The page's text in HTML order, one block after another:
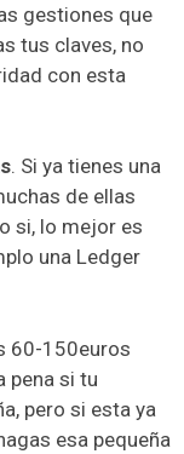
gestiones que
tus claves, no
con esta
. Si ya tienes una
de ellas
si, lo mejor es
una Ledger
60-150euros
pena si tu
pero si esta ya
esa pequeña